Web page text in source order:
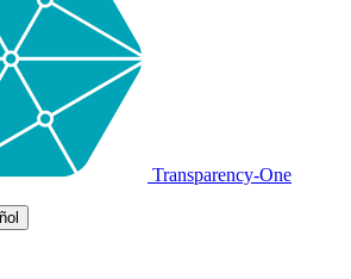
Transparency-One